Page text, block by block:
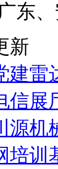
东
新
建雷
信展
源机
培训